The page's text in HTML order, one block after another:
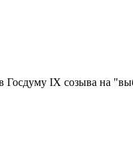
Госдуму IX созыва на